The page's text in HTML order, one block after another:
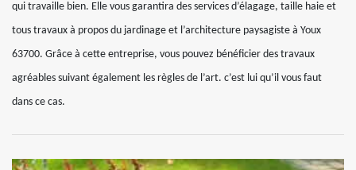
qui travaille bien. Elle vous garantira des services d’élagage, taille haie et
tous travaux à propos du jardinage et l’architecture paysagiste à Youx
63700. Grâce à cette entreprise, vous pouvez bénéficier des travaux
agréables suivant également les règles de l’art. c’est lui qu’il vous faut
dans ce cas.